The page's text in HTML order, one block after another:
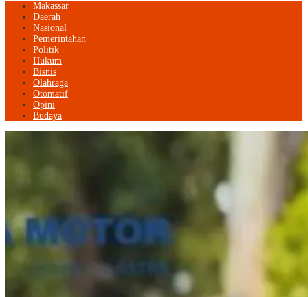
Makassar
Daerah
Nasional
Pemerintahan
Politik
Hukum
Bisnis
Olahraga
Otomatif
Opini
Budaya